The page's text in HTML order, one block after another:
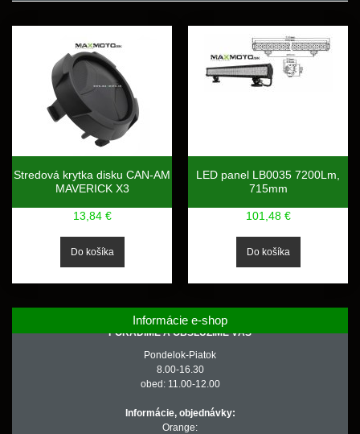
Stredová krytka disku CAN-AM
MAVERICK X3
13,84 €
LED panel LB0035 7200Lm,
715mm
101,48 €
Informácie e-shop
PORADÍME A OBSLÚŽIME VÁS
Pondelok-Piatok
8.00-16.30
obed: 11.00-12.00
Informácie, objednávky:
Orange: